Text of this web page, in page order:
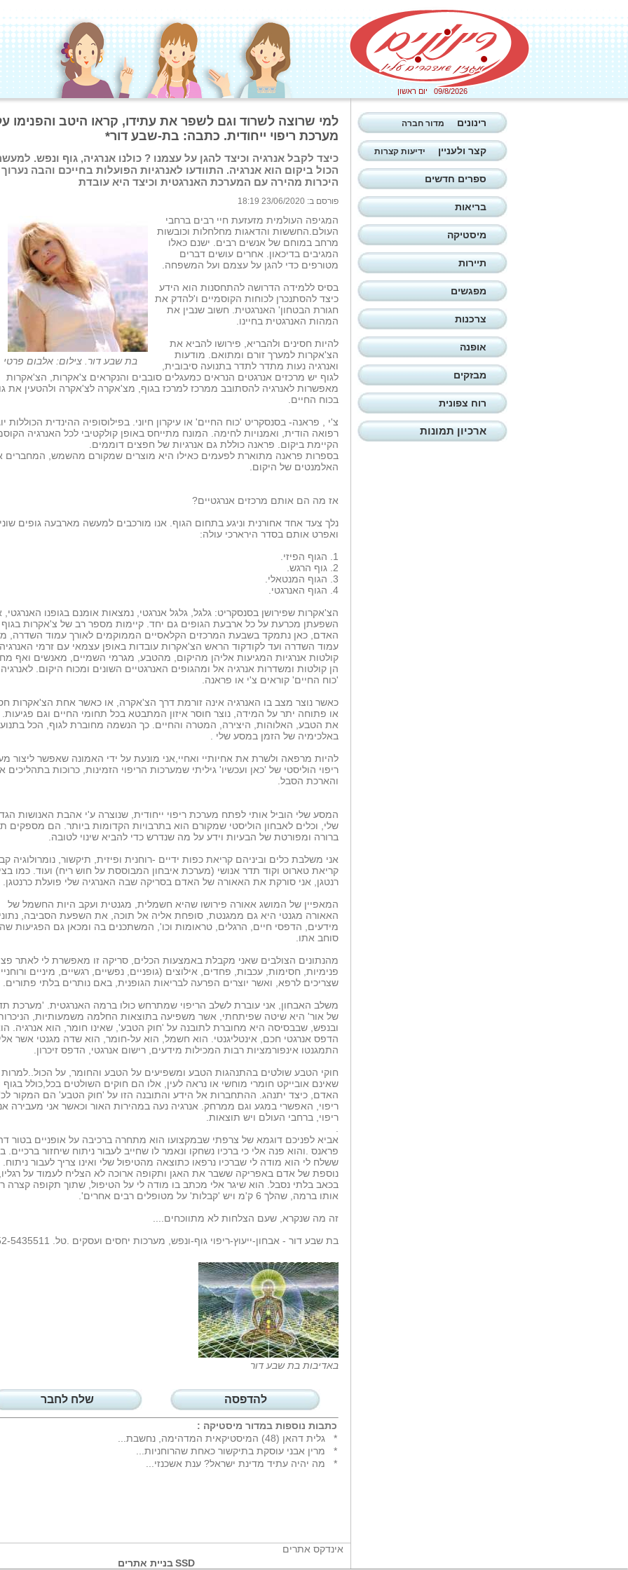
09/8/2026 יום ראשון
למי שרוצה לשרוד וגם לשפר את עתידו, קראו היטב והפנימו
מערכת ריפוי ייחודית. כתבה: בת-שבע דור*
כיצד לקבל אנרגיה וכיצד להגן על עצמנו ? כולנו אנרגיה, גוף ונפש.
הכול ביקום הוא אנרגיה. התוודעו לאנרגיות הפועלות בחייכם והבה
היכרות מהירה עם המערכת האנרגטית וכיצד היא עובדת
פורסם ב: 23/06/2020 18:19
בת שבע דור. צילום: אלבום פרטי
המגיפה העולמית מזעזעת חיי רבים ברחבי
העולם.החששות והדאגות מחלחלות וכובשות
מרחב במוחם של אנשים רבים. ישנם כאלו
המגיבים בדיכאון. אחרים עושים דברים
מטורפים כדי להגן על עצמם ועל המשפחה.
בסיס ללמידה הדרושה להתחסנות הוא הידע
כיצד להסתנכרן לכוחות הקוסמיים ו'להדק את
חגורת הבטחון' האנרגטית. חשוב שנבין את
המהות האנרגטית בחיינו.
להיות חסינים ולהבריא, פירושו להביא את
הצ'אקרות למערך זורם ומתואם. מודעות
ואנרגיה נעות מתדר לתדר בתנועה סיבובית,
לגוף יש מרכזים אנרגטים הנראים כמעגלים סובבים והנקראים צ'אקרות, הצ'אקרות
מאפשרות לאנרגיה להסתובב ממרכז למרכז בגוף, מצ'אקרה לצ'אקרה ולהטעין את
בכוח החיים.
צ'י , פראנה- בסנסקריט 'כוח החיים' או עיקרון חיוני. בפילוסופיה ההינדית הכוללות
רפואה הודית, ואמנויות לחימה. המונח מתייחס באופן קולקטיבי לכל האנרגיה
הקיימת ביקום. פראנה כוללת גם אנרגיות של חפצים דוממים.
בספרות פראנה מתוארת לפעמים כאילו היא מוצרים שמקורם מהשמש, המחברים
האלמנטים של היקום.
אז מה הם אותם מרכזים אנרגטיים?
נלך צעד אחד אחורנית וניגע בתחום הגוף. אנו מורכבים למעשה מארבעה גופים
ואפרט אותם בסדר הירארכי עולה:
1. הגוף הפיזי.
2. גוף הרגש.
3. הגוף המנטאלי.
4. הגוף האנרגטי.
הצ'אקרות שפירושן בסנסקריט: גלגל, גלגל אנרגטי, נמצאות אומנם בגופנו האנרגטי,
השפעתן מכרעת על כל ארבעת הגופים גם יחד. קיימות מספר רב של צ'אקרות בגוף
האדם, כאן נתמקד בשבעת המרכזים הקלאסיים הממוקמים לאורך עמוד השדרה,
עמוד השדרה ועד לקודקוד הראש הצ'אקרות עובדות באופן עצמאי עם זרמי
קולטות אנרגיות המגיעות אליהן מהיקום, מהטבע, מגרמי השמיים, מאנשים ואף
הן קולטות ומשדרות אנרגיה אל ומהגופים האנרגטיים השונים ומכוח היקום.
'כוח החיים' קוראים צ'י או פראנה.
כאשר נוצר מצב בו האנרגיה אינה זורמת דרך הצ'אקרה, או כאשר אחת הצ'אקרות
או פתוחה יתר על המידה, נוצר חוסר איזון המתבטא בכל תחומי החיים וגם פגיעות.
את הטבע, האלוהות, היצירה, המטרה והחיים. כך הנשמה מחוברת לגוף, הכל
באלכימיה של הזמן במסע שלי .
להיות מרפאה ולשרת את אחיותיי ואחיי,אני מונעת על ידי האמונה שאפשר ליצור
ריפוי הוליסטי של 'כאן ועכשיו' גיליתי שמערכות הריפוי הזמינות, כרוכות בתהליכים
והארכת הסבל.
המסע שלי הוביל אותי לפתח מערכת ריפוי ייחודית, שנוצרה ע'י אהבת האנושות
שלי, וכלים לאבחון הוליסטי שמקורם הוא בתרבויות הקדומות ביותר. הם מספקים
ברורה ומפורטת של הבעיות וידע על מה שנדרש כדי להביא שינוי לטובה.
אני משלבת כלים וביניהם קריאת כפות ידיים -רוחנית ופיזית, תיקשור, נומרולוגיה
קריאת טארוט וקוד תדר אנושי (מערכת איבחון המבוססת על חוש ריח) ועוד. כמו
רנטגן, אני סורקת את האאורה של האדם בסריקה שבה האנרגיה שלי פועלת כרנטגן.
המאפיין של המושג אאורה פירושו שהיא חשמלית, מגנטית ועקב היות החשמל של
האאורה מגנטי היא גם ממגנטת, סופחת אליה אל תוכה, את השפעת הסביבה,
מידעים, הדפסי חיים, הרגלים, טראומות וכו', המשתכנים בה ומכאן גם הפגיעות
סוחב אתו.
מהנתונים הצולבים שאני מקבלת באמצעות הכלים, סריקה זו מאפשרת לי לאתר
פנימיות, חסימות, עכבות, פחדים, אילוצים (גופניים, נפשיים, רגשיים, מיניים
שצריכים לרפא, ואשר יוצרים הפרעה לבריאות הגופנית, באם נותרים בלתי פתורים.
משלב האבחון, אני עוברת לשלב הריפוי שמתרחש כולו ברמה האנרגטית. 'מערכת
של אור' היא שיטה שפיתחתי, אשר משפיעה בתוצאות החלמה משמעותיות,
ובנפש, שבבסיסה היא מחוברת לתובנה על 'חוק הטבע', שאינו חומר, הוא אנרגיה.
הדפס אנרגטי חכם, אינטליגנטי. הוא חשמל, הוא על-חומר, הוא שדה מגנטי אשר
התמגנטו אינפורמציות רבות המכילות מידעים, רישום אנרגטי, הדפס זיכרון.
חוקי הטבע שולטים בהתנהגות הטבע ומשפיעים על הטבע והחומר, על הכול..למרות
שאינם אובייקט חומרי מוחשי או נראה לעין, אלו הם חוקים השולטים בכל,כולל בגוף
האדם, כיצד יתנהג. ההתחברות אל הידע והתובנה הזו על 'חוק הטבע' הם המקור
ריפוי, האפשרי במגע וגם ממרחק. אנרגיה נעה במהירות האור וכאשר אני מעבירה
ריפוי, ברחבי העולם ויש תוצאות.
אביא לפניכם דוגמא של צרפתי שבמקצועו הוא מתחרה ברכיבה על אופניים בטור
פראנס .והוא פנה אלי כי ברכיו נשחקו ונאמר לו שחייב לעבור ניתוח שיחזור ברכיים.
ששלח לי הוא מודה לי שברכיו נרפאו כתוצאה מהטיפול שלי ואינו צריך לעבור
נוספת של אדם באפריקה ששבר את האגן ותקופה ארוכה לא הצליח לעמוד על
בכאב בלתי נסבל. הוא שיגר אלי מכתב בו מודה לי על הטיפול, שתוך תקופה קצרה
אותו ברמה, שהלך 6 ק'מ ויש 'קבלות' על מטופלים רבים אחרים'.
זה מה שנקרא, שעם הצלחות לא מתווכחים....
בת שבע דור - אבחון-ייעוץ-ריפוי גוף-ונפש, מערכות יחסים ועסקים .טל. 052-5435511
באדיבות בת שבע דור
שלח לחבר להדפסה
כתבות נוספות במדור מיסטיקה :
* גלית דהאן (48) המיסטיקאית המדהימה, נחשבת...
* מרין אבני עוסקת בתיקשור כאחת שהרוחניות...
* מה יהיה עתיד מדינת ישראל? ענת אשכנזי...
אינדקס אתרים
SSDבניית אתרים
רינונים מדור חברה
קצר ולעניין ידיעות קצרות
ספרים חדשים
בריאות
מיסטיקה
תיירות
מפגשים
צרכנות
אופנה
מבזקים
רוח צפונית
ארכיון תמונות